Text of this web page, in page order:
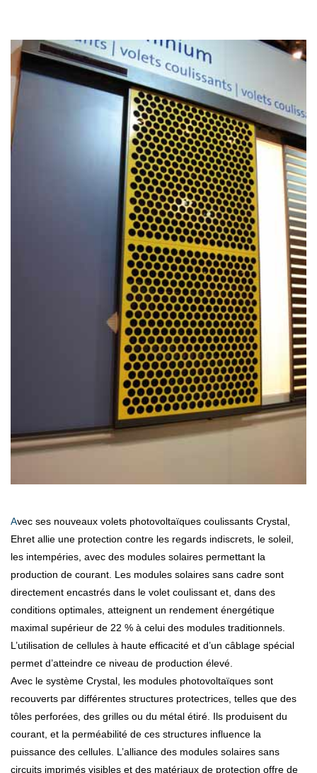
Avec ses nouveaux volets photovoltaïques coulissants Crystal,
Ehret allie une protection contre les regards indiscrets, le soleil,
les intempéries, avec des modules solaires permettant la
production de courant. Les modules solaires sans cadre sont
directement encastrés dans le volet coulissant et, dans des
conditions optimales, atteignent un rendement énergétique
maximal supérieur de 22 % à celui des modules traditionnels.
L’utilisation de cellules à haute efficacité et d’un câblage spécial
permet d’atteindre ce niveau de production élevé.
Avec le système Crystal, les modules photovoltaïques sont
recouverts par différentes structures protectrices, telles que des
tôles perforées, des grilles ou du métal étiré. Ils produisent du
courant, et la perméabilité de ces structures influence la
puissance des cellules. L’alliance des modules solaires sans
circuits imprimés visibles et des matériaux de protection offre de